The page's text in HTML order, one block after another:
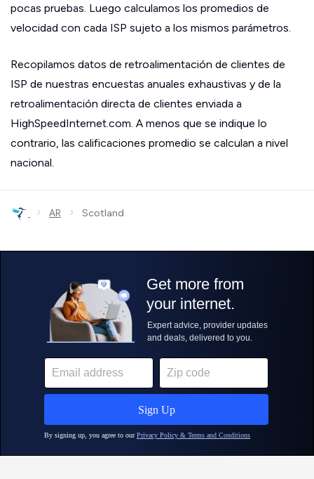
pocas pruebas. Luego calculamos los promedios de
velocidad con cada ISP sujeto a los mismos parámetros.
Recopilamos datos de retroalimentación de clientes de
ISP de nuestras encuestas anuales exhaustivas y de la
retroalimentación directa de clientes enviada a
HighSpeedInternet.com. A menos que se indique lo
contrario, las calificaciones promedio se calculan a nivel
nacional.
› AR › Scotland